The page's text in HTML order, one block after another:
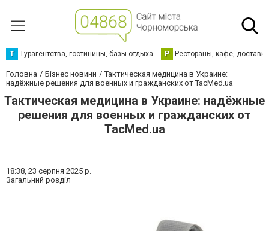
Т Турагентства, гостиницы, базы отдыха Р Рестораны, кафе,
Головна Бізнес новини
Тактическая медицина в Украине:
надёжные решения для военных и гражданских от TacMed.ua
Тактическая медицина в Украине: надёжные
решения для военных и гражданских от
TacMed.ua
18:38, 23 серпня 2025 р.
Загальний розділ